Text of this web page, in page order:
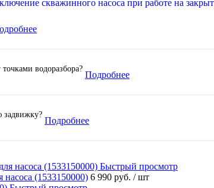
водоразбора?
Подробнее
задвижку?
Подробнее
Быстрый просмотр
(1533150000) 6 990 руб. / шт